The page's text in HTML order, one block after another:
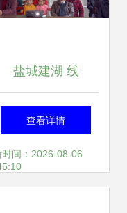
盐城建湖 线
上“云”学 “燃爆”党
“生活圈” ——盐
查看详情
时间：2026-08-06